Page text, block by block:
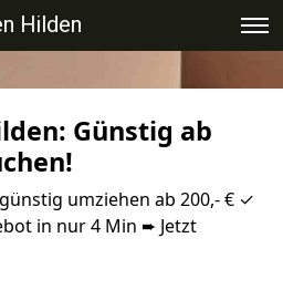
Hilden
Günstig ab
umziehen ab 200,- € ✓
in nur 4 Min ➨ Jetzt